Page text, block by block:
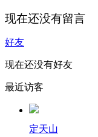
现在还没有留言
好友
现在还没有好友
最近访客
定天山